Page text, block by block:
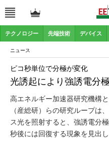
テクノロジー 先端技術 デバイス
ニュース
光誘起により強誘電分
ピコ秒単位で分極が変化
高エネルギー加速器研究機構
（産総研）らの研究ループは
ス光を照射すると、強誘電分
秒後には回復する現象を見出し